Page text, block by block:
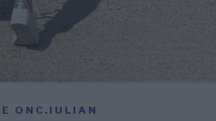
ONC.IULIAN